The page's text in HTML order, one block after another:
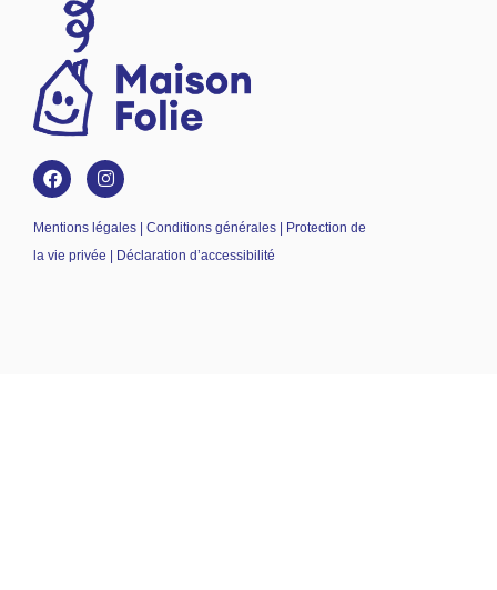
Mentions légales | Conditions générales | Protection de
la vie privée | Déclaration d’accessibilité